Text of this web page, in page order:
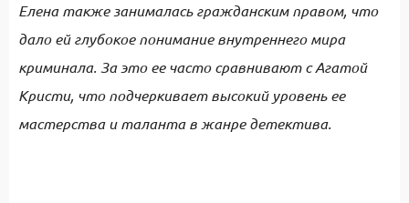
Елена также занималась гражданским правом, что
дало ей глубокое понимание внутреннего мира
криминала. За это ее часто сравнивают с Агатой
Кристи, что подчеркивает высокий уровень ее
мастерства и таланта в жанре детектива.